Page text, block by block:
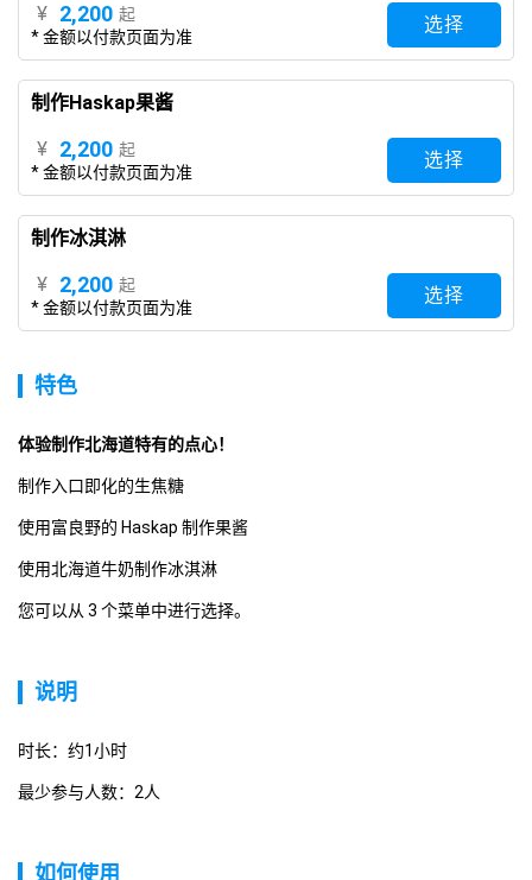
¥ 2,200 起
* 金额以付款页面为准
选择
制作Haskap果酱
¥ 2,200 起
* 金额以付款页面为准
选择
制作冰淇淋
¥ 2,200 起
* 金额以付款页面为准
选择
特色
体验制作北海道特有的点心！
制作入口即化的生焦糖
使用富良野的 Haskap 制作果酱
使用北海道牛奶制作冰淇淋
您可以从 3 个菜单中进行选择。
说明
时长：约1小时
最少参与人数：2人
如何使用